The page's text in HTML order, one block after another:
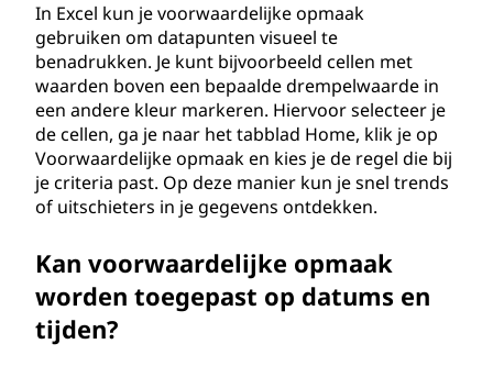
In Excel kun je voorwaardelijke opmaak
gebruiken om datapunten visueel te
benadrukken. Je kunt bijvoorbeeld cellen met
waarden boven een bepaalde drempelwaarde in
een andere kleur markeren. Hiervoor selecteer je
de cellen, ga je naar het tabblad Home, klik je op
Voorwaardelijke opmaak en kies je de regel die bij
je criteria past. Op deze manier kun je snel trends
of uitschieters in je gegevens ontdekken.
Kan voorwaardelijke opmaak
worden toegepast op datums en
tijden?